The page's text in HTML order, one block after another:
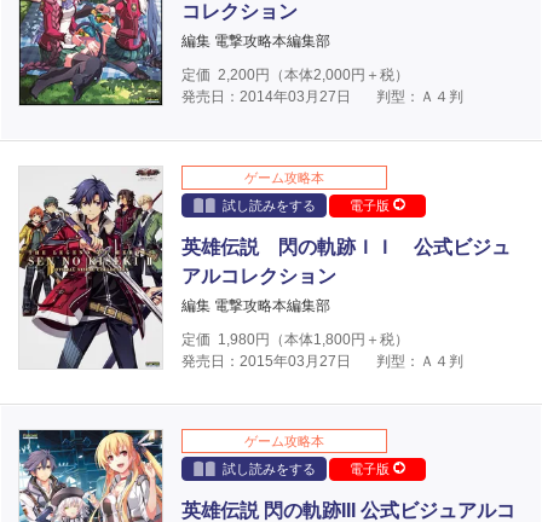
コレクション
編集 電撃攻略本編集部
定価 2,200円（本体2,000円＋税）
発売日：2014年03月27日
判型：Ａ４判
ゲーム攻略本
試し読みをする
電子版
英雄伝説 閃の軌跡ＩＩ 公式ビジュ
アルコレクション
編集 電撃攻略本編集部
定価 1,980円（本体1,800円＋税）
発売日：2015年03月27日
判型：Ａ４判
ゲーム攻略本
試し読みをする
電子版
英雄伝説 閃の軌跡III 公式ビジュアルコ